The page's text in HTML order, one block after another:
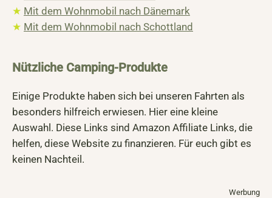
★ Mit dem Wohnmobil nach Dänemark
★ Mit dem Wohnmobil nach Schottland
Nützliche Camping-Produkte
Einige Produkte haben sich bei unseren Fahrten als
besonders hilfreich erwiesen. Hier eine kleine
Auswahl. Diese Links sind Amazon Affiliate Links, die
helfen, diese Website zu finanzieren. Für euch gibt es
keinen Nachteil.
Werbung